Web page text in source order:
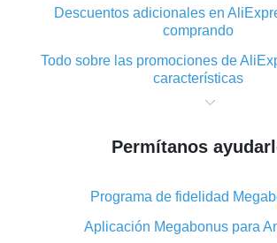
Descuentos adicionales en
comprando
Todo sobre las promociones de
características
Qué es el reembolso «cashback» en
Dónde descargar la aplicación de
En qué consiste el complemento de
AliExpress y cuáles son sus
Permítanos
Programa de fidelidad
Aplicación Megabonus para